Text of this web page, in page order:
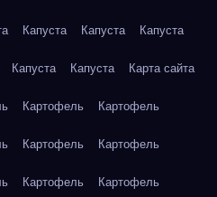
Капуста Капуста Капуста
Капуста Капуста Карта сайта
Картофель Картофель
Картофель Картофель
Картофель Картофель